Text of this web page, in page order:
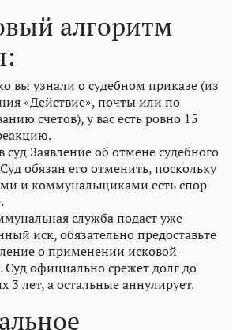
алгоритм
вы узнали о судебном приказе (из
«Действие», почты или по
счетов), у вас есть ровно 15
суд Заявление об отмене судебного
обязан его отменить, поскольку
и коммунальщиками есть спор
служба подаст уже
иск, обязательно предоставьте
о применении исковой
Суд официально срежет долг до
3 лет, а остальные аннулирует.